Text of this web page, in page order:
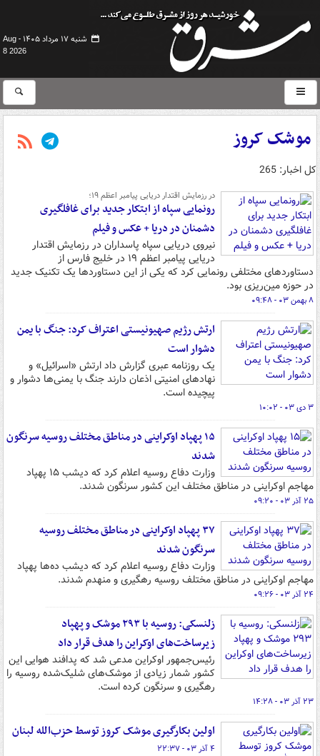
شنبه ۱۷ مرداد ۱۴۰۵ -
Aug
8 2026
موشک کروز
کل اخبار: 265
در رزمایش اقتدار دریایی پیامبر اعظم ۱۹؛
رونمایی سپاه از ابتکار جدید برای غافلگیری
دشمنان در دریا + عکس و فیلم
نیروی دریایی سپاه پاسداران در رزمایش اقتدار
دریایی پیامبر اعظم ۱۹ در خلیج فارس از
دستاوردهای مختلفی رونمایی کرد که یکی از این دستاوردها یک تکنیک جدید
در حوزه مین‌ریزی بود.
۸ بهمن ۰۳ - ۰۹:۴۸
ارتش رژیم صهیونیستی اعتراف کرد: جنگ با یمن
دشوار است
یک روزنامه عبری گزارش داد ارتش «اسرائیل» و
نهادهای امنیتی اذعان دارند جنگ با یمنی‌ها دشوار و
پیچیده است.
۳ دی ۰۳ - ۱۰:۰۲
۱۵ پهپاد اوکراینی در مناطق مختلف روسیه سرنگون
شدند
وزارت دفاع روسیه اعلام کرد که دیشب ۱۵ پهپاد
مهاجم اوکراینی در مناطق مختلف این کشور سرنگون شدند.
۲۵ آذر ۰۳ - ۰۹:۲۰
۳۷ پهپاد اوکراینی در مناطق مختلف روسیه
سرنگون شدند
وزارت دفاع روسیه اعلام کرد که دیشب ده‌ها پهپاد
مهاجم اوکراینی در مناطق مختلف روسیه رهگیری و منهدم شدند.
۲۴ آذر ۰۳ - ۰۹:۲۶
زلنسکی: روسیه با ۲۹۳ موشک و پهپاد
زیرساخت‌های اوکراین را هدف قرار داد
رئیس‌جمهور اوکراین مدعی شد که پدافند هوایی این
کشور شمار زیادی از موشک‌های شلیک‌شده روسیه را
رهگیری و سرنگون کرده است.
۲۳ آذر ۰۳ - ۱۴:۲۸
اولین بکارگیری موشک کروز توسط حزب‌الله لبنان
۴ آذر ۰۳ - ۲۲:۳۷